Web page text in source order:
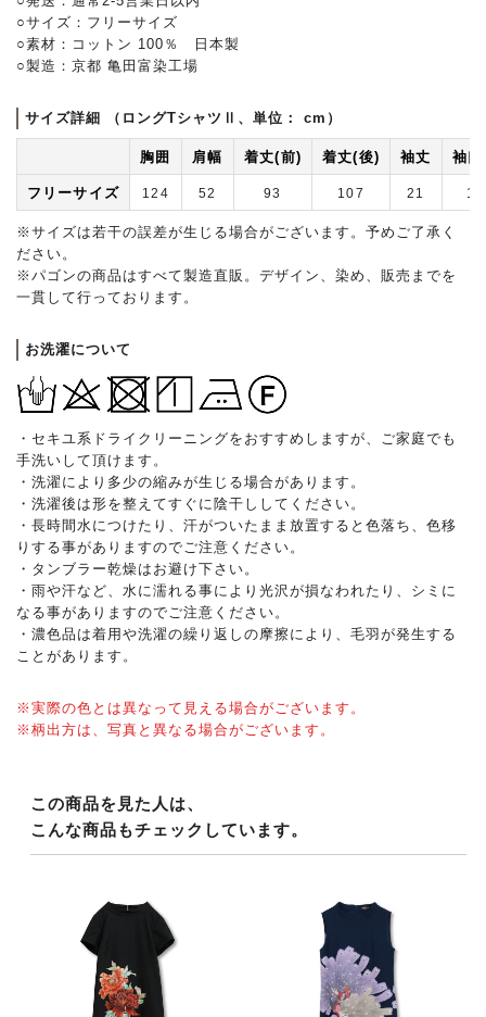
○サイズ：フリーサイズ
○素材：コットン 100％ 日本製
○製造：京都 亀田富染工場
サイズ詳細 （ロングTシャツⅡ、単位： cm）
胸囲 肩幅 着丈(前) 着丈(後) 袖丈 袖口
フリーサイズ 124 52 93 107 21 15
※サイズは若干の誤差が生じる場合がございます。予めご了承く
ださい。
※パゴンの商品はすべて製造直販。デザイン、染め、販売までを
一貫して行っております。
お洗濯について
・セキユ系ドライクリーニングをおすすめしますが、ご家庭でも
手洗いして頂けます。
・洗濯により多少の縮みが生じる場合があります。
・洗濯後は形を整えてすぐに陰干ししてください。
・長時間水につけたり、汗がついたまま放置すると色落ち、色移
りする事がありますのでご注意ください。
・タンブラー乾燥はお避け下さい。
・雨や汗など、水に濡れる事により光沢が損なわれたり、シミに
なる事がありますのでご注意ください。
・濃色品は着用や洗濯の繰り返しの摩擦により、毛羽が発生する
ことがあります。
※実際の色とは異なって見える場合がございます。
※柄出方は、写真と異なる場合がございます。
この商品を見た人は、
こんな商品もチェックしています。